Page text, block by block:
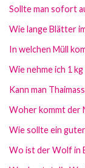
Sollte man sofort
Wie lange Blätter
In welchen Müll
Wie nehme ich 1
Kann man
Woher kommt der
Wie sollte ein
Wo ist der Wolf in